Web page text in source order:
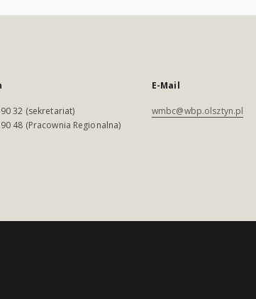
32 (sekretariat)
48 (Pracownia Regionalna)
E-Mail
wmbc@wbp.olsztyn.pl